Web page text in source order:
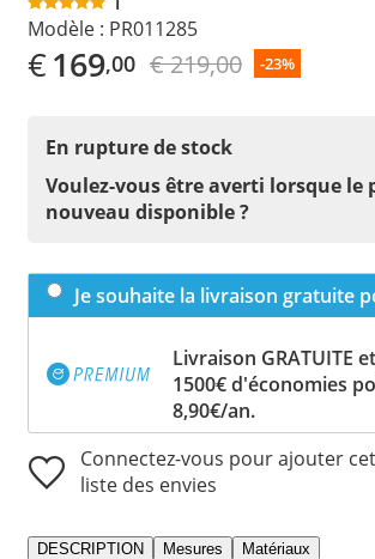
Modèle : PR011285
€169,00 € 219,00 -23%
En rupture de stock
Voulez-vous être averti lorsque le
nouveau disponible ?
Je souhaite la livraison gratuite
Livraison GRATUITE
1500€ d'économies
8,90€/an.
Connectez-vous pour ajouter
liste des envies
DESCRIPTION Mesures Matériaux